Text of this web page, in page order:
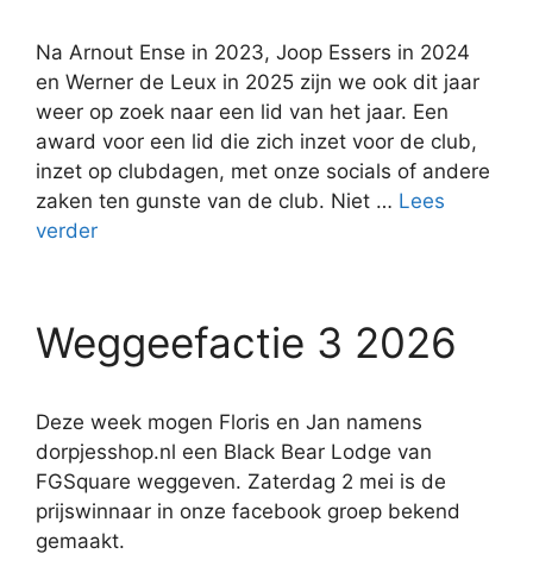
Na Arnout Ense in 2023, Joop Essers in 2024
en Werner de Leux in 2025 zijn we ook dit jaar
weer op zoek naar een lid van het jaar. Een
award voor een lid die zich inzet voor de club,
inzet op clubdagen, met onze socials of andere
zaken ten gunste van de club. Niet … Lees
verder
Weggeefactie 3 2026
Deze week mogen Floris en Jan namens
dorpjesshop.nl een Black Bear Lodge van
FGSquare weggeven. Zaterdag 2 mei is de
prijswinnaar in onze facebook groep bekend
gemaakt.